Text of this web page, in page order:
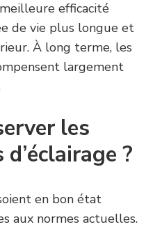
efficacité
de vie plus longue et
À long terme, les
largement
les
?
en bon état
aux normes actuelles.